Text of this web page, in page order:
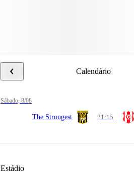
Calendário
sábado, 8/08
The Strongest 21:15
Estádio